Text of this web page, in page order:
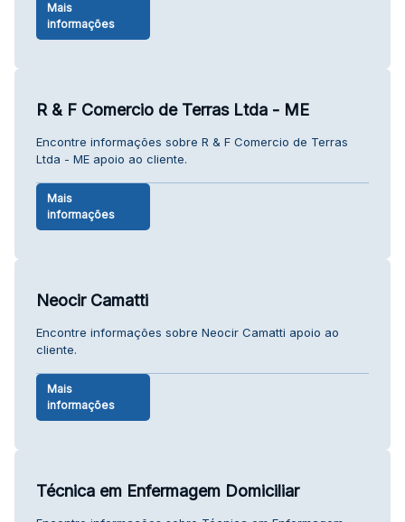
Mais
informações
R & F Comercio de Terras Ltda - ME
Encontre informações sobre R & F Comercio de Terras
Ltda - ME apoio ao cliente.
Mais
informações
Neocir Camatti
Encontre informações sobre Neocir Camatti apoio ao
cliente.
Mais
informações
Técnica em Enfermagem Domiciliar